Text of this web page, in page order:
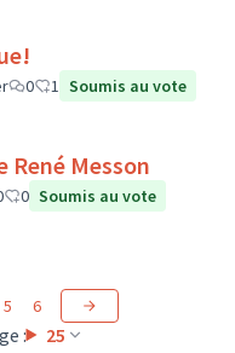
0 1 Soumis au vote
René Messon
0 Soumis au vote
: 25
5 6